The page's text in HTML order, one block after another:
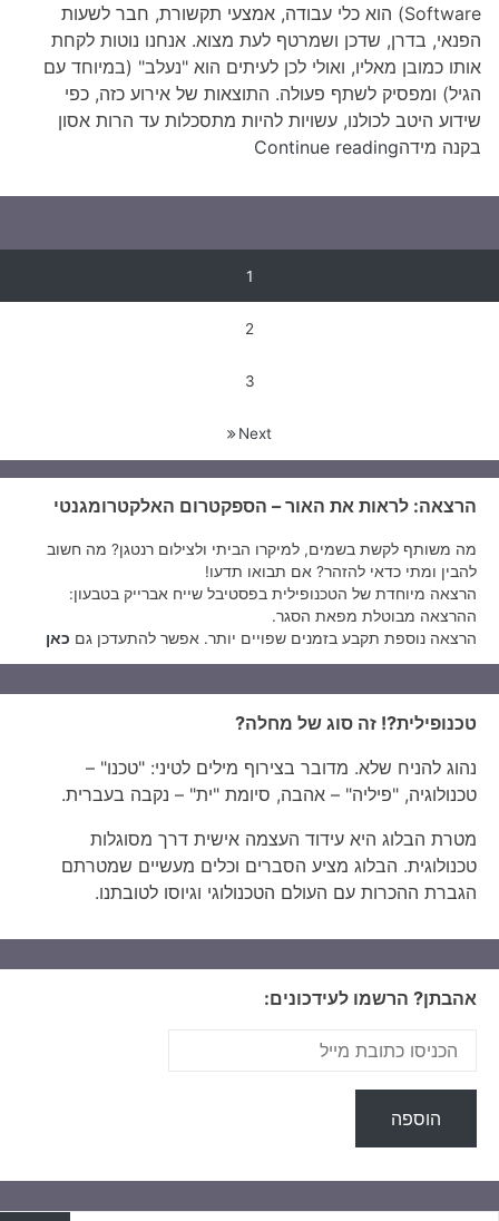
Software) הוא כלי עבודה, אמצעי תקשורת, חבר לשעות
הפנאי, בדרן, שדכן ושמרטף לעת מצוא. אנחנו נוטות לקחת
אותו כמובן מאליו, ואולי לכן לעיתים הוא "נעלב" (במיוחד עם
הגיל) ומפסיק לשתף פעולה. התוצאות של אירוע כזה, כפי
שידוע היטב לכולנו, עשויות להיות מתסכלות עד הרות אסון
בקנה מידהContinue reading
במחשב,
חשוב
לך
להכיר
אותה
1
2
3
Next
הרצאה: לראות את האור – הספקטרום האלקטרומגנטי
מה משותף לקשת בשמים, למיקרו הביתי ולצילום רנטגן? מה חשוב
להבין ומתי כדאי להזהר? אם תבואו תדעו!
הרצאה מיוחדת של הטכנופילית בפסטיבל שייח אברייק בטבעון:
ההרצאה מבוטלת מפאת הסגר.
הרצאה נוספת תקבע בזמנים שפויים יותר. אפשר להתעדכן גם כאן
טכנופילית?! זה סוג של מחלה?
נהוג להניח שלא. מדובר בצירוף מילים לטיני: "טכנו" –
טכנולוגיה, "פיליה" – אהבה, סיומת "ית" – נקבה בעברית.
מטרת הבלוג היא עידוד העצמה אישית דרך מסוגלות
טכנולוגית. הבלוג מציע הסברים וכלים מעשיים שמטרתם
הגברת ההכרות עם העולם הטכנולוגי וגיוסו לטובתנו.
אהבתן? הרשמו לעידכונים: